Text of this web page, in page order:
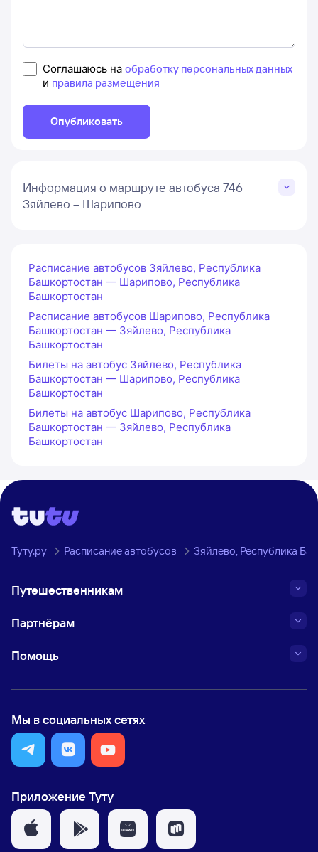
Соглашаюсь на обработку персональных данных
и правила размещения
Опубликовать
Информация о маршруте автобуса 746
Зяйлево – Шарипово
Расписание автобусов Зяйлево, Республика
Башкортостан — Шарипово, Республика
Башкортостан
Расписание автобусов Шарипово, Республика
Башкортостан — Зяйлево, Республика
Башкортостан
Билеты на автобус Зяйлево, Республика
Башкортостан — Шарипово, Республика
Башкортостан
Билеты на автобус Шарипово, Республика
Башкортостан — Зяйлево, Республика
Башкортостан
Туту.ру Расписание автобусов Зяйлево, Республика
Путешественникам
Партнёрам
Помощь
Мы в социальных сетях
Приложение Туту